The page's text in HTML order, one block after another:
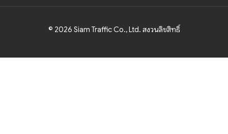
© 2026 Siam Traffic Co., Ltd. สงวนลิขสิทธิ์